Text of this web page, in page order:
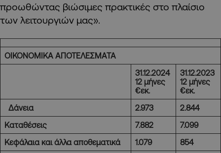
προωθώντας βιώσιμες πρακτικές στο πλαίσιο
των λειτουργιών μας».
OIKONOMIKA AΠΟΤΕΛΕΣΜΑΤΑ
31.12.2024
12 μήνες
€εκ.
31.12.2023
12 μήνες
€εκ.
Δάνεια
2.973
2.844
Καταθέσεις
7.882
7.099
Κεφάλαια και άλλα αποθεματικά
1.079
854